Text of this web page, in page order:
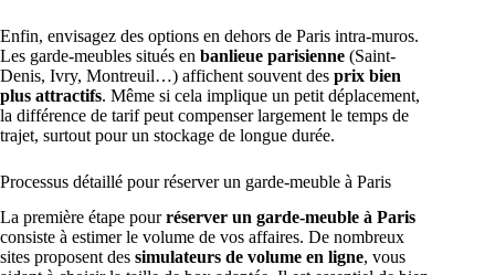
Enfin, envisagez des options en dehors de Paris intra-muros.
Les garde-meubles situés en banlieue parisienne (Saint-
Denis, Ivry, Montreuil…) affichent souvent des prix bien
plus attractifs. Même si cela implique un petit déplacement,
la différence de tarif peut compenser largement le temps de
trajet, surtout pour un stockage de longue durée.
Processus détaillé pour réserver un garde-meuble à Paris
La première étape pourréserver un garde-meuble à Paris
consiste à estimer le volume de vos affaires. De nombreux
sites proposent des simulateurs de volume en ligne, vous